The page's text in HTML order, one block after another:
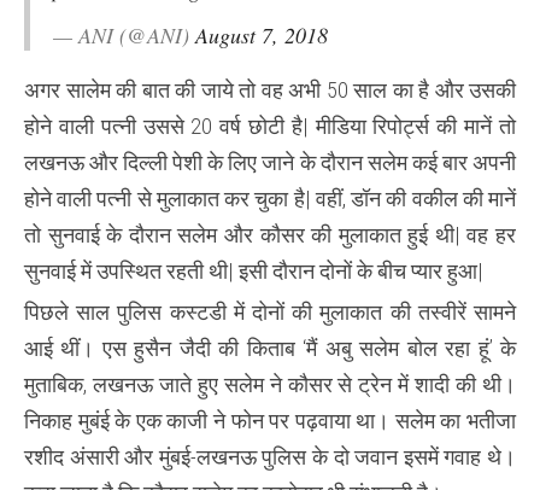
— ANI (@ANI)August 7, 2018
अगर सालेम की बात की जाये तो वह अभी 50 साल का है और उसकी
होने वाली पत्नी उससे 20 वर्ष छोटी है| मीडिया रिपोर्ट्स की मानें तो
लखनऊ और दिल्ली पेशी के लिए जाने के दौरान सलेम कई बार अपनी
होने वाली पत्नी से मुलाकात कर चुका है| वहीं, डॉन की वकील की मानें
तो सुनवाई के दौरान सलेम और कौसर की मुलाकात हुई थी| वह हर
सुनवाई में उपस्थित रहती थी| इसी दौरान दोनों के बीच प्यार हुआ|
पिछले साल पुलिस कस्टडी में दोनों की मुलाकात की तस्वीरें सामने
आई थीं। एस हुसैन जैदी की किताब ‘मैं अबु सलेम बोल रहा हूं’ के
मुताबिक, लखनऊ जाते हुए सलेम ने कौसर से ट्रेन में शादी की थी।
निकाह मुबंई के एक काजी ने फोन पर पढ़वाया था। सलेम का भतीजा
रशीद अंसारी और मुंबई-लखनऊ पुलिस के दो जवान इसमें गवाह थे।